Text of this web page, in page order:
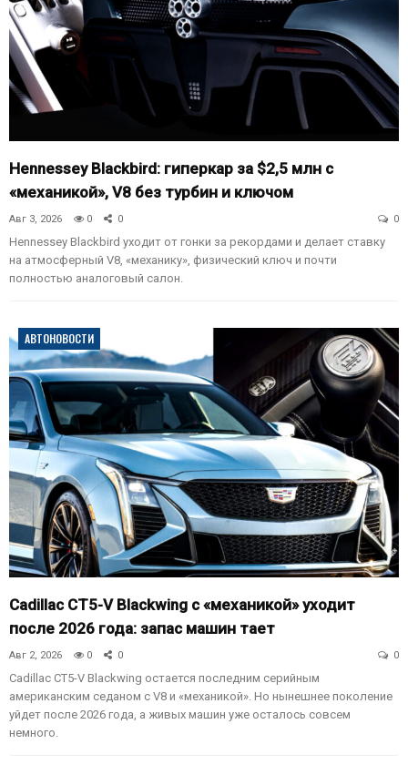
Hennessey Blackbird: гиперкар за $2,5 млн с
«механикой», V8 без турбин и ключом
Авг 3, 2026 0 0 0
Hennessey Blackbird уходит от гонки за рекордами и делает ставку
на атмосферный V8, «механику», физический ключ и почти
полностью аналоговый салон.
АВТОНОВОСТИ
Cadillac CT5-V Blackwing с «механикой» уходит
после 2026 года: запас машин тает
Авг 2, 2026 0 0 0
Cadillac CT5-V Blackwing остается последним серийным
американским седаном с V8 и «механикой». Но нынешнее поколение
уйдет после 2026 года, а живых машин уже осталось совсем
немного.